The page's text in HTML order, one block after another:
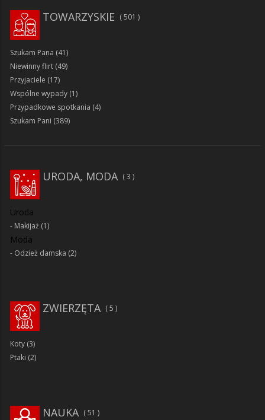
TOWARZYSKIE 501
Szukam Pana (41)
Niewinny flirt (49)
Przyjaciele (17)
Wspólne wypady (1)
Przypadkowe spotkania (4)
Szukam Pani (389)
URODA, MODA 3
Uroda
Makijaż (1)
Moda
Odzież damska (2)
ZWIERZĘTA 5
Koty (3)
Ptaki (2)
51
NAUKA